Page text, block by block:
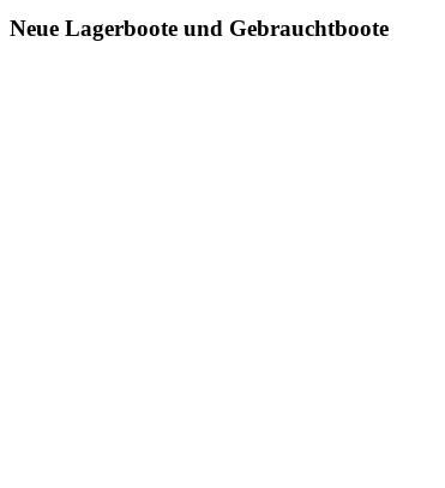
Neue Lagerboote und Gebrauchtboote